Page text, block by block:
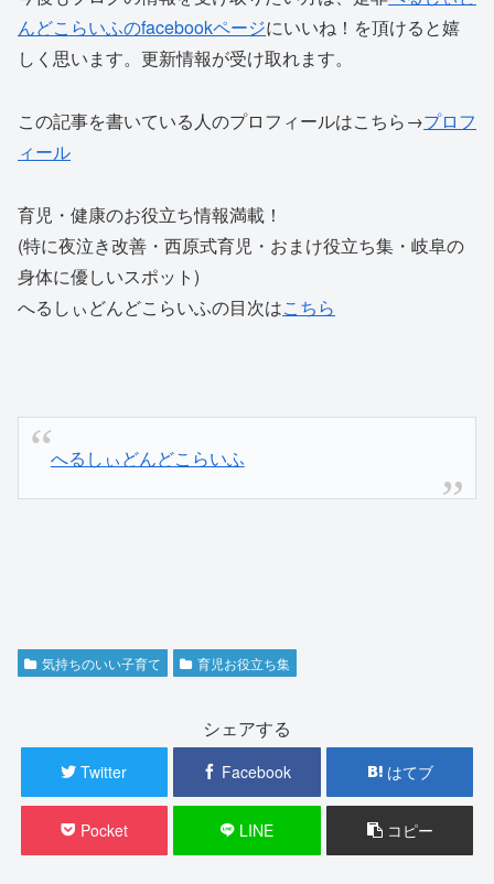
んどこらいふのfacebookページにいいね！を頂けると嬉
しく思います。更新情報が受け取れます。
この記事を書いている人のプロフィールはこちら→プロフ
ィール
育児・健康のお役立ち情報満載！
(特に夜泣き改善・西原式育児・おまけ役立ち集・岐阜の
身体に優しいスポット)
へるしぃどんどこらいふの目次はこちら
へるしぃどんどこらいふ
気持ちのいい子育て 育児お役立ち集
シェアする
Twitter Facebook はてブ
Pocket LINE コピー